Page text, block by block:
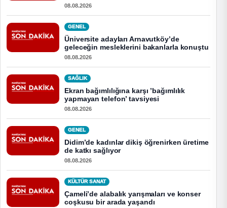
08.08.2026
GENEL
Üniversite adayları Arnavutköy’de
geleceğin mesleklerini bakanlarla konuştu
08.08.2026
SAĞLIK
Ekran bağımlılığına karşı ’bağımlılık
yapmayan telefon’ tavsiyesi
08.08.2026
GENEL
Didim’de kadınlar dikiş öğrenirken üretime
de katkı sağlıyor
08.08.2026
KÜLTÜR SANAT
Çameli’de alabalık yarışmaları ve konser
coşkusu bir arada yaşandı